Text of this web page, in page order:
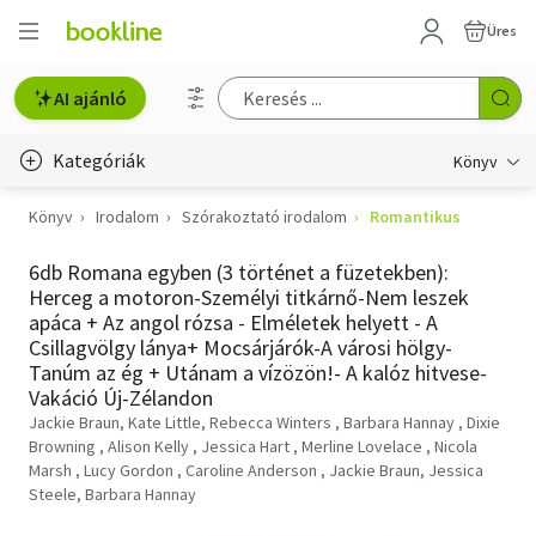
Üres
AI ajánló
Kategóriák Könyv
Életmód, egészség
Erotika
Gyermek- és ifjúsági
Hobbi, szabadidő
Irodalom
Művészet
Könyv Irodalom Szórakoztató irodalom Romantikus
6db Romana egyben (3 történet a füzetekben):
Herceg a motoron-Személyi titkárnő-Nem leszek
apáca + Az angol rózsa - Elméletek helyett - A
Csillagvölgy lánya+ Mocsárjárók-A városi hölgy-
Tanúm az ég + Utánam a vízözön!- A kalóz hitvese-
Vakáció Új-Zélandon
Jackie Braun, Kate Little, Rebecca Winters Barbara Hannay Dixie
Browning
Alison Kelly Jessica Hart Merline Lovelace
Nicola
Marsh
Lucy Gordon Caroline Anderson
Jackie Braun, Jessica
Steele, Barbara Hannay